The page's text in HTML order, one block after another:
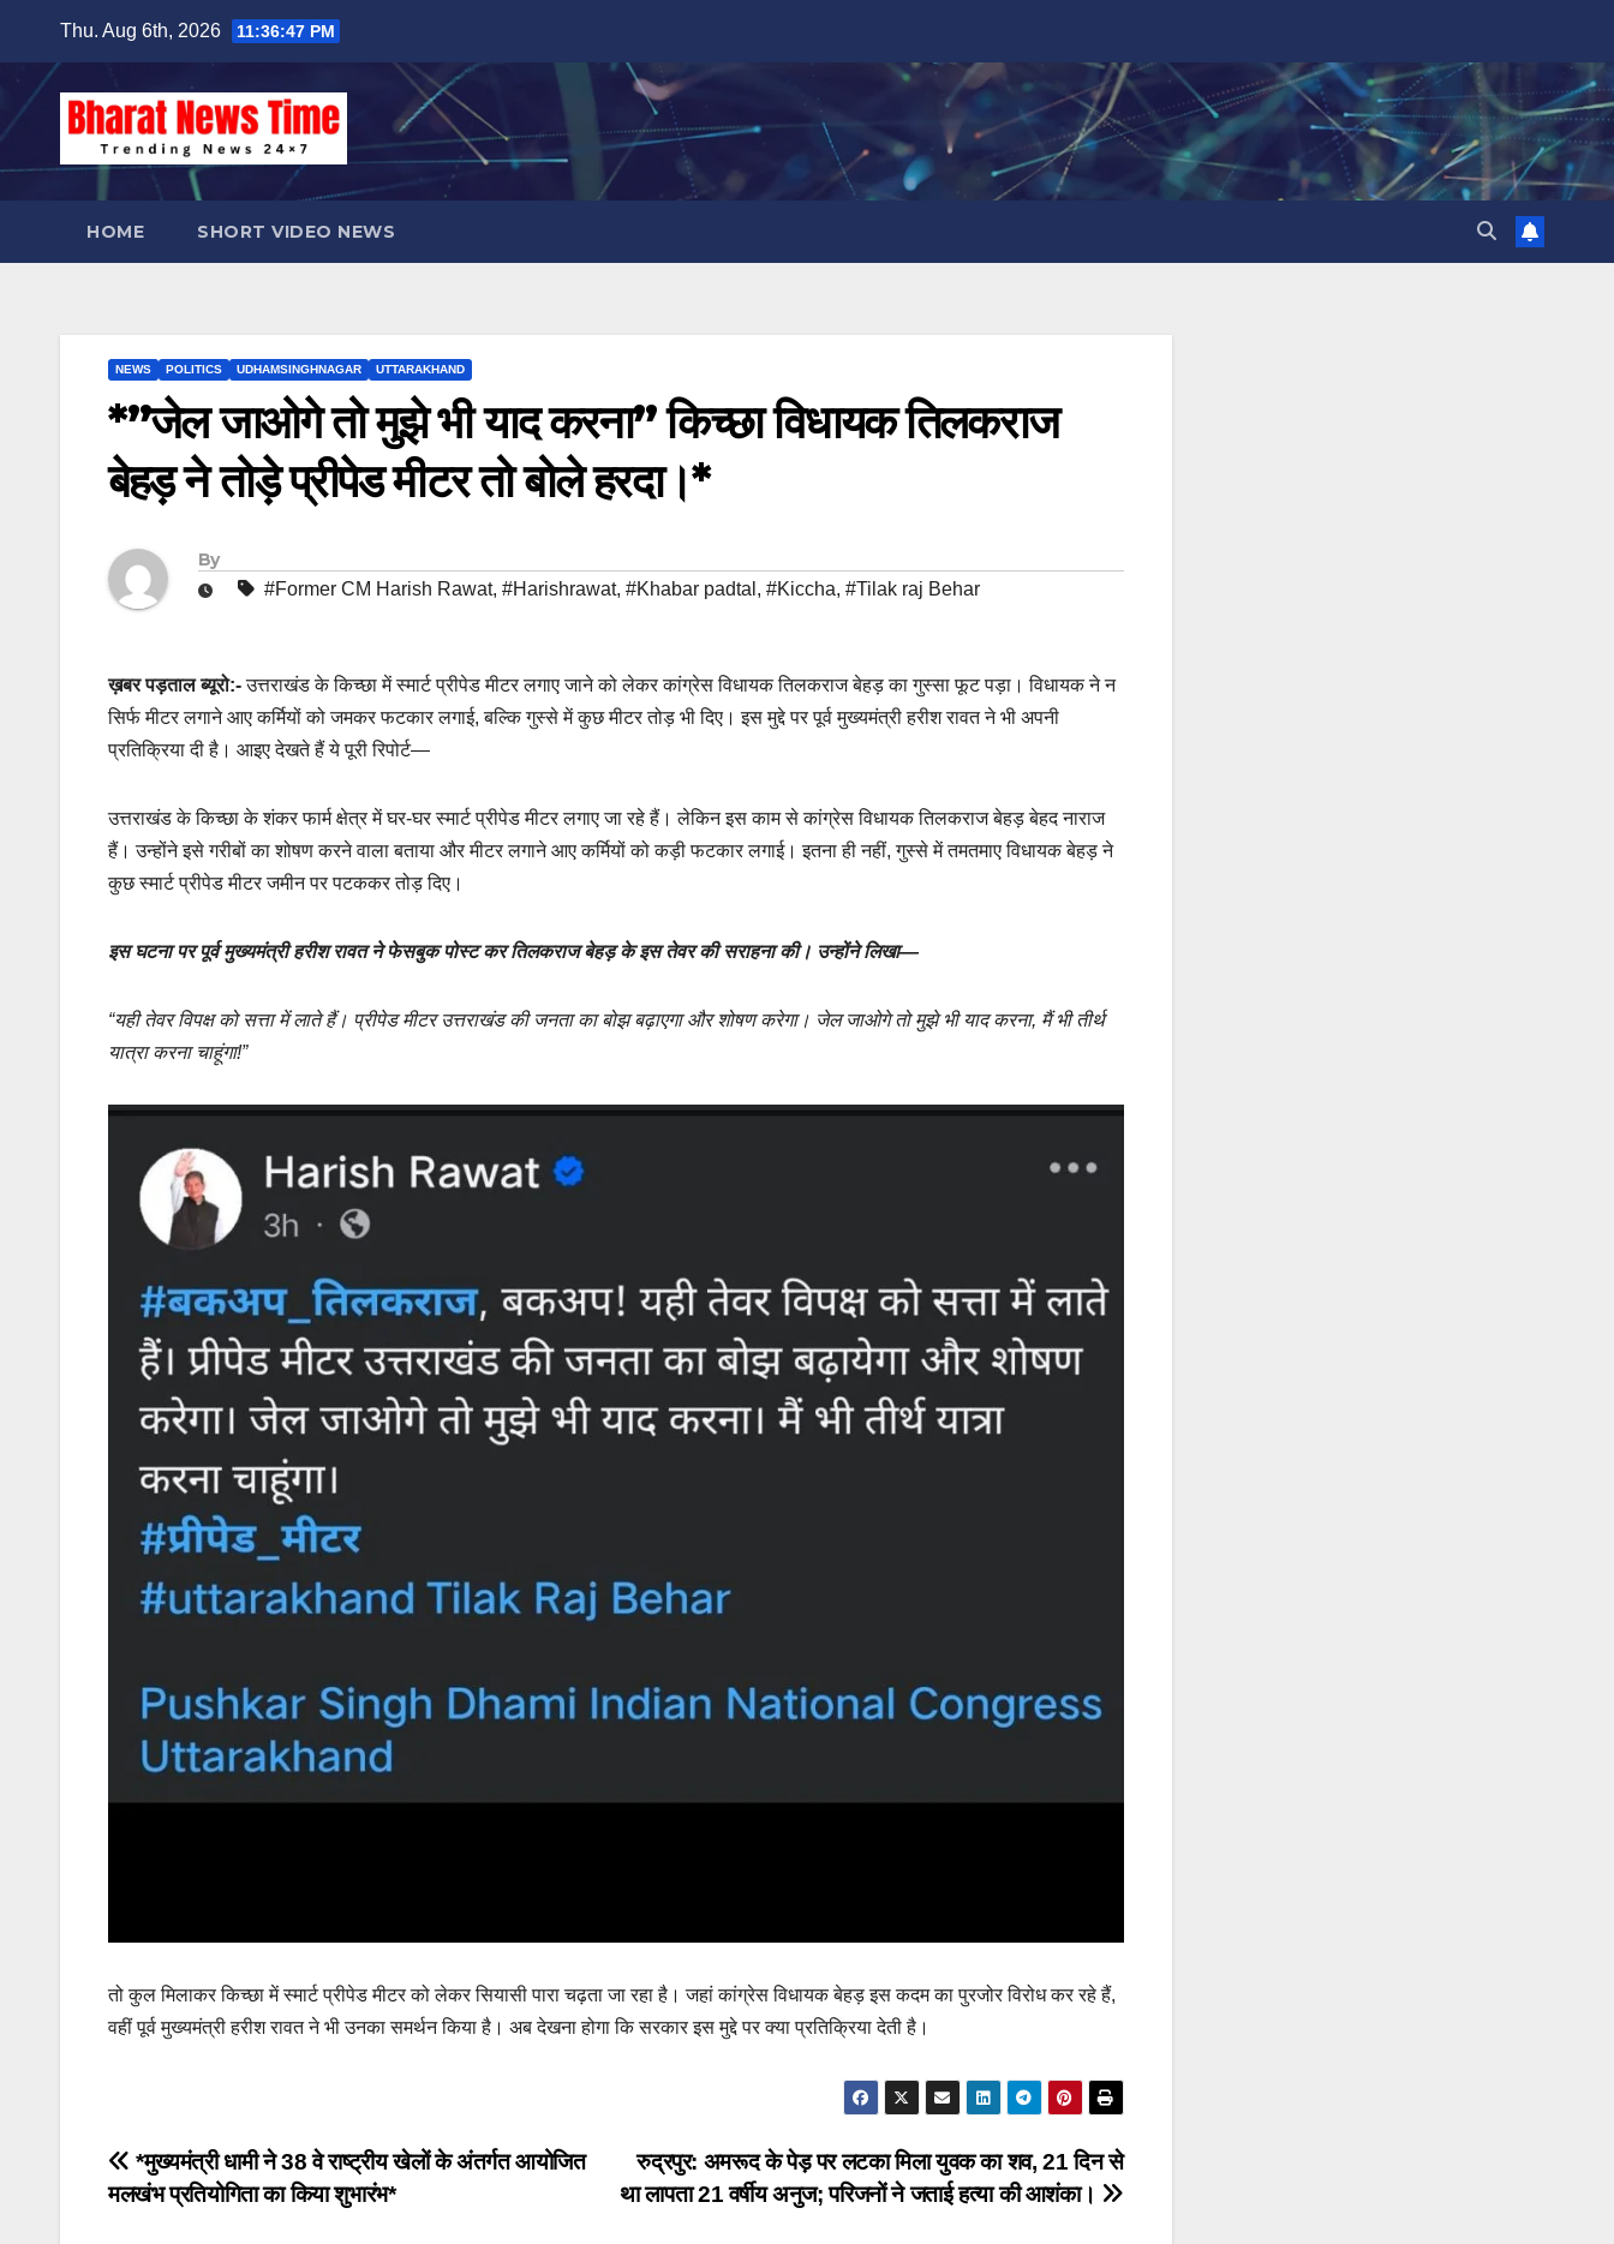
content
Thu. Aug 6th, 2026 11:36:47 PM
HOME SHORT VIDEO NEWS
NEWS POLITICS UDHAMSINGHNAGAR UTTARAKHAND
*”जेल जाओगे तो मुझे भी याद करना” किच्छा विधायक तिलकराज
बेहड़ ने तोड़े प्रीपेड मीटर तो बोले हरदा।*
By
#Former CM Harish Rawat, #Harishrawat, #Khabar padtal , #Kiccha, #Tilak raj Behar
ख़बर पड़ताल ब्यूरो:-उत्तराखंड के किच्छा में स्मार्ट प्रीपेड मीटर लगाए जाने को लेकर कांग्रेस विधायक तिलकराज बेहड़ का गुस्सा फूट पड़ा। विधायक ने न
सिर्फ मीटर लगाने आए कर्मियों को जमकर फटकार लगाई, बल्कि गुस्से में कुछ मीटर तोड़ भी दिए। इस मुद्दे पर पूर्व मुख्यमंत्री हरीश रावत ने भी अपनी
प्रतिक्रिया दी है। आइए देखते हैं ये पूरी रिपोर्ट—
उत्तराखंड के किच्छा के शंकर फार्म क्षेत्र में घर-घर स्मार्ट प्रीपेड मीटर लगाए जा रहे हैं। लेकिन इस काम से कांग्रेस विधायक तिलकराज बेहड़ बेहद नाराज
हैं। उन्होंने इसे गरीबों का शोषण करने वाला बताया और मीटर लगाने आए कर्मियों को कड़ी फटकार लगाई। इतना ही नहीं, गुस्से में तमतमाए विधायक बेहड़ ने
कुछ स्मार्ट प्रीपेड मीटर जमीन पर पटककर तोड़ दिए।
इस घटना पर पूर्व मुख्यमंत्री हरीश रावत ने फेसबुक पोस्ट कर तिलकराज बेहड़ के इस तेवर की सराहना की। उन्होंने लिखा—
“यही तेवर विपक्ष को सत्ता में लाते हैं। प्रीपेड मीटर उत्तराखंड की जनता का बोझ बढ़ाएगा और शोषण करेगा। जेल जाओगे तो मुझे भी याद करना, मैं भी तीर्थ
यात्रा करना चाहूंगा!”
तो कुल मिलाकर किच्छा में स्मार्ट प्रीपेड मीटर को लेकर सियासी पारा चढ़ता जा रहा है। जहां कांग्रेस विधायक बेहड़ इस कदम का पुरजोर विरोध कर रहे हैं,
वहीं पूर्व मुख्यमंत्री हरीश रावत ने भी उनका समर्थन किया है। अब देखना होगा कि सरकार इस मुद्दे पर क्या प्रतिक्रिया देती है।
Post
navigation
रुद्रपुर: अमरूद के पेड़ पर लटका मिला युवक का शव, 21 दिन से
था लापता 21 वर्षीय अनुज; परिजनों ने जताई हत्या की आशंका।
*मुख्यमंत्री धामी ने 38 वे राष्ट्रीय खेलों के अंतर्गत आयोजित
मलखंभ प्रतियोगिता का किया शुभारंभ*